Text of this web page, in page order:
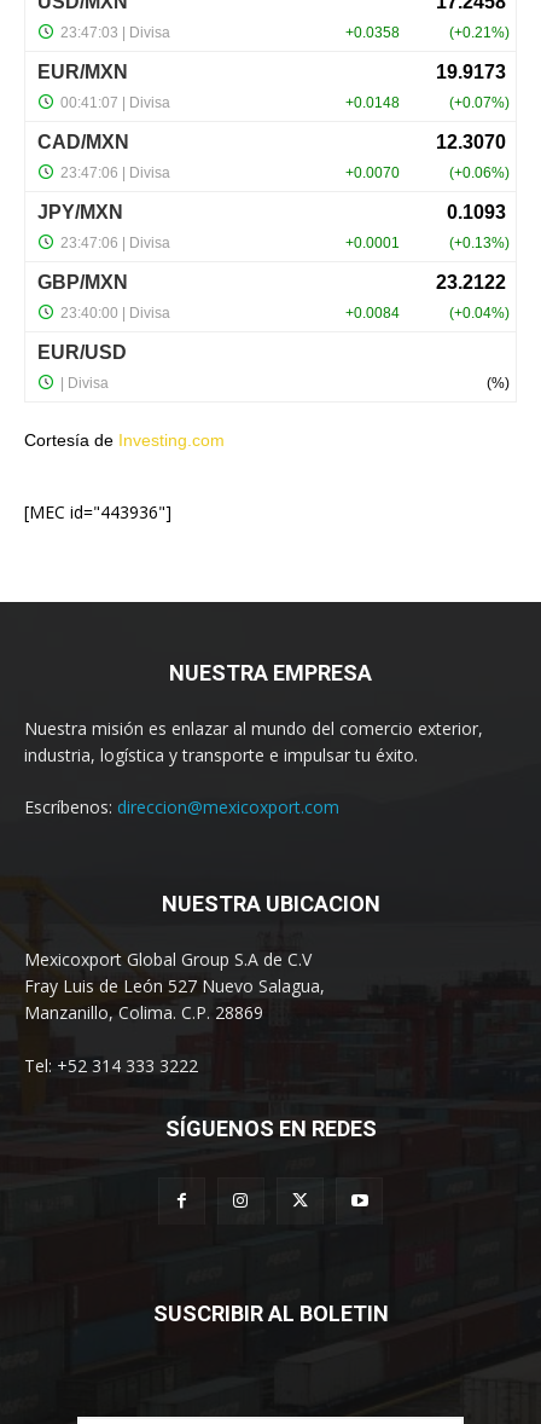
Cortesía de Investing.com
[MEC id="443936"]
NUESTRA EMPRESA
Nuestra misión es enlazar al mundo del comercio exterior,
industria, logística y transporte e impulsar tu éxito.
Escríbenos: direccion@mexicoxport.com
NUESTRA UBICACION
Mexicoxport Global Group S.A de C.V
Fray Luis de León 527 Nuevo Salagua,
Manzanillo, Colima. C.P. 28869
Tel: +52 314 333 3222
SÍGUENOS EN REDES
SUSCRIBIR AL BOLETIN